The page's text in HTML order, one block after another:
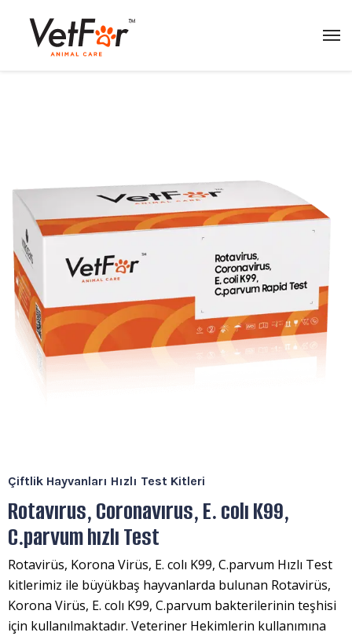
Çiftlik Hayvanları Hızlı Test Kitleri
Rotavırus, Coronavırus, E. colı K99,
C.parvum hızlı Test
Rotavirüs, Korona Virüs, E. colı K99, C.parvum Hızlı Test
kitlerimiz ile büyükbaş hayvanlarda bulunan Rotavirüs,
Korona Virüs, E. colı K99, C.parvum bakterilerinin teşhisi
için kullanılmaktadır. Veteriner Hekimlerin kullanımına